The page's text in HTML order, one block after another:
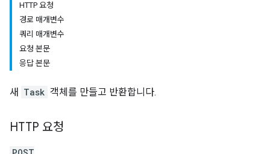
HTTP 요청
경로 매개변수
쿼리 매개변수
요청 본문
응답 본문
새 Task 객체를 만들고 반환합니다.
HTTP 요청